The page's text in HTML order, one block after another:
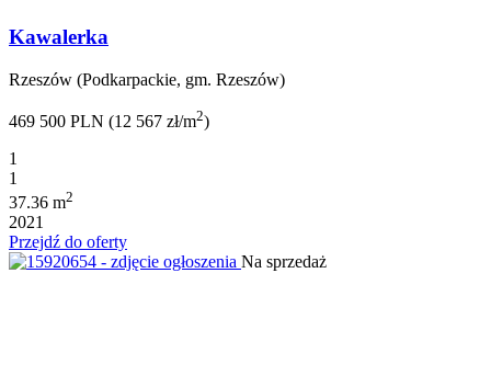
Kawalerka
Rzeszów (Podkarpackie, gm. Rzeszów)
469 500 PLN (12 567 zł/m2)
1
1
37.36 m2
2021
Przejdź do oferty
Na sprzedaż